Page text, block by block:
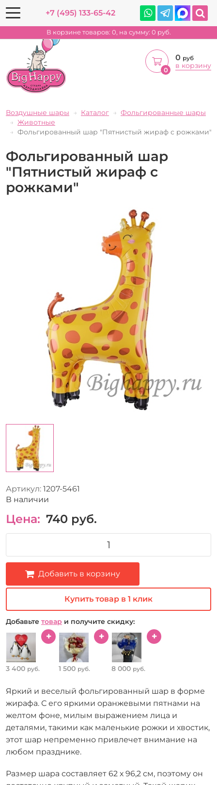
+7 (495) 133-65-42
В корзине товаров: 0, на сумму: 0 руб.
0
0 руб
в корзину
Воздушные шары Каталог
Фольгированные шары
Животные
Фольгированный шар "Пятнистый жираф с рожками"
Фольгированный шар
"Пятнистый жираф с
рожками"
Артикул: 1207-5461
В наличии
Цена: 740 руб.
Добавить в корзину
Купить товар в 1 клик
Добавьте товар и получите скидку:
3 400 руб. 1 500 руб. 8 000 руб.
Яркий и веселый фольгированный шар в форме
жирафа. С его яркими оранжевыми пятнами на
желтом фоне, милым выражением лица и
деталями, такими как маленькие рожки и хвостик,
этот шар непременно привлечет внимание на
любом празднике.
Размер шара составляет 62 х 96,2 см, поэтому он